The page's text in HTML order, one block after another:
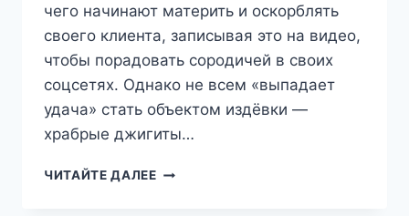
чего начинают материть и оскорблять
своего клиента, записывая это на видео,
чтобы порадовать сородичей в своих
соцсетях. Однако не всем «выпадает
удача» стать объектом издёвки —
храбрые джигиты…
ЧИТАЙТЕ ДАЛЕЕ«НЕ